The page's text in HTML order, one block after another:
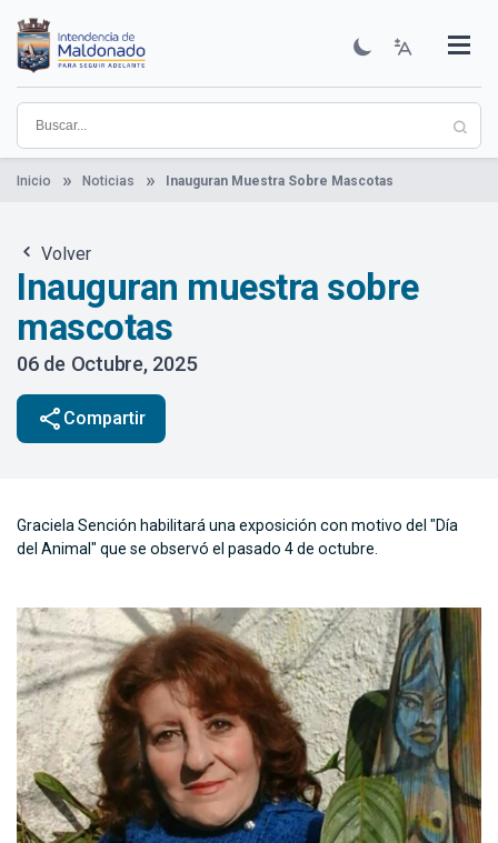
contenido
principal
Institucional
Municipios
Descubre Maldonado
Comunicación
Servicios
Guía De Trámites
Ver Noticias
Inicio Noticias Inauguran Muestra Sobre Mascotas
Volver
Inauguran muestra sobre
mascotas
06 de Octubre, 2025
share Compartir
Graciela Sención habilitará una exposición con motivo del "Día
del Animal" que se observó el pasado 4 de octubre.